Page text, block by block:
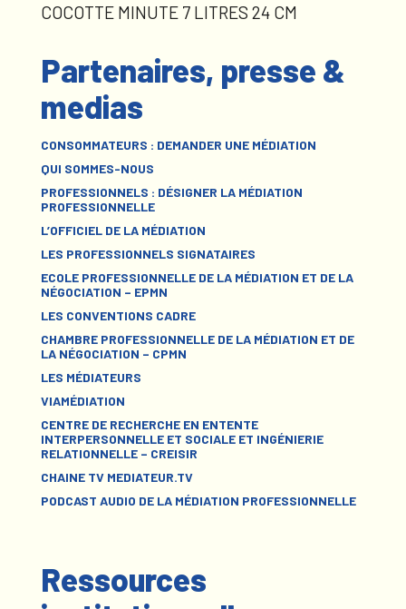
COCOTTE MINUTE 7 LITRES 24 CM
Partenaires, presse &
medias
CONSOMMATEURS : DEMANDER UNE MÉDIATION
QUI SOMMES-NOUS
PROFESSIONNELS : DÉSIGNER LA MÉDIATION
PROFESSIONNELLE
L’OFFICIEL DE LA MÉDIATION
LES PROFESSIONNELS SIGNATAIRES
ECOLE PROFESSIONNELLE DE LA MÉDIATION ET DE LA
NÉGOCIATION – EPMN
LES CONVENTIONS CADRE
CHAMBRE PROFESSIONNELLE DE LA MÉDIATION ET DE
LA NÉGOCIATION – CPMN
LES MÉDIATEURS
VIAMÉDIATION
CENTRE DE RECHERCHE EN ENTENTE
INTERPERSONNELLE ET SOCIALE ET INGÉNIERIE
RELATIONNELLE – CREISIR
CHAINE TV MEDIATEUR.TV
PODCAST AUDIO DE LA MÉDIATION PROFESSIONNELLE
Ressources